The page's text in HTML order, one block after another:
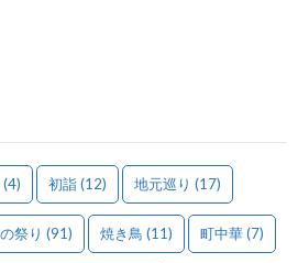
(4) 初詣(12) 地元巡り (17)
祭り (91) 焼き鳥 (11) 町中華(7)